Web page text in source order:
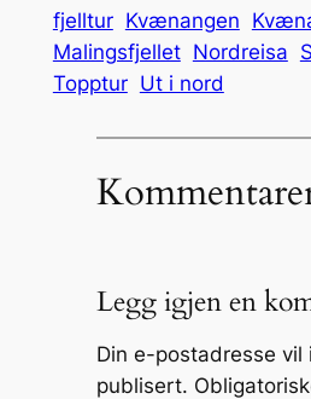
fjelltur Kvænangen
Malingsfjellet Nordreisa
Topptur Ut i nord
Legg igjen en
Din e-postadresse vil
publisert.